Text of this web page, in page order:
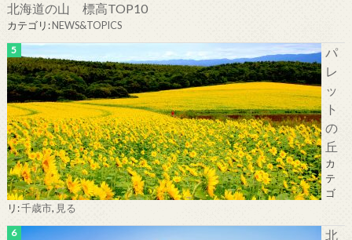
北海道の山 標高TOP10
カテゴリ:NEWS&TOPICS
パ
レ
ッ
ト
の
丘
カ
テ
ゴ
リ:千歳市, 見る
北